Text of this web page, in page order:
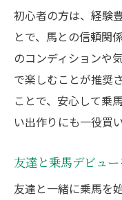
初心者の方は、経験
とで、馬との信頼関
のコンディションや
で楽しむことが推奨
ことで、安心して乗
い出作りにも一役買い
友達と乗馬デビュ
友達と一緒に乗馬を